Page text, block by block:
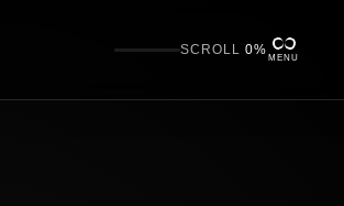
SCROLL 0% MENU